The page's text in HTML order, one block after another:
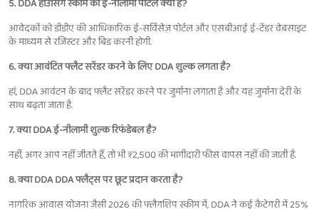
5. DDA हाउसिंग स्कीम का ई-नीलामी पोर्टल क्या है?
आवेदकों को डीडीए की आधिकारिक ई-सर्विसेज़ पोर्टल और एसबीआई ई-टेंडर वेबसाइट
के माध्यम से रजिस्टर और बिड करनी होगी.
6. क्या आवंटित फ्लैट सरेंडर करने के लिए DDA शुल्क लगता है?
हां, DDA आवंटन के बाद फ्लैट सरेंडर करने पर जुर्माना लगाता है और यह जुर्माना देरी के
साथ बढ़ता जाता है.
7. क्या DDA ई-नीलामी शुल्क रिफंडेबल है?
नहीं, अगर आप नहीं जीतते हैं, तो भी ₹2,500 की भागीदारी फीस वापस नहीं की जाती है.
8. क्या DDA DDA फ्लैट्स पर छूट प्रदान करता है?
नागरिक आवास योजना जैसी 2026 की फ्लैगशिप स्कीम में, DDA ने कई कैटेगरी में 25%